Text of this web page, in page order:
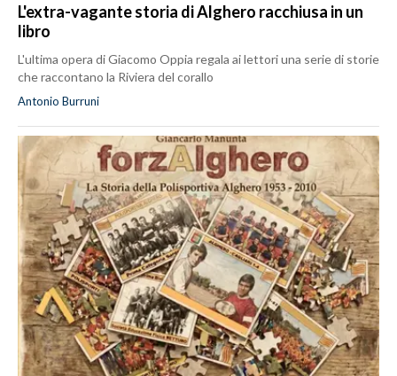
L'extra-vagante storia di Alghero racchiusa in un
libro
L'ultima opera di Giacomo Oppia regala ai lettori una serie di storie
che raccontano la Riviera del corallo
Antonio Burruni